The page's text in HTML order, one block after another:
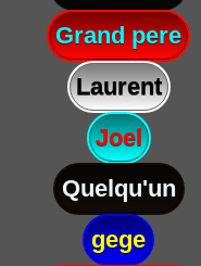
Grand pere
Laurent
Joel
Quelqu'un
gege